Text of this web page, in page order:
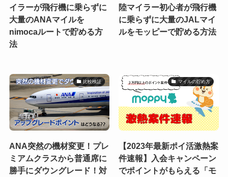
イラーが飛行機に乗らずに
大量のANAマイルを
nimocaルートで貯める方
法
陸マイラー初心者が飛行機
に乗らずに大量のJALマイ
ルをモッピーで貯める方法
比較検証
ANA突然の機材変更！プレ
ミアムクラスから普通席に
勝手にダウングレード！対
マイルの貯め方
【2023年最新ポイ活激熱案
件速報】入会キャンペーン
でポイントがもらえる「モ